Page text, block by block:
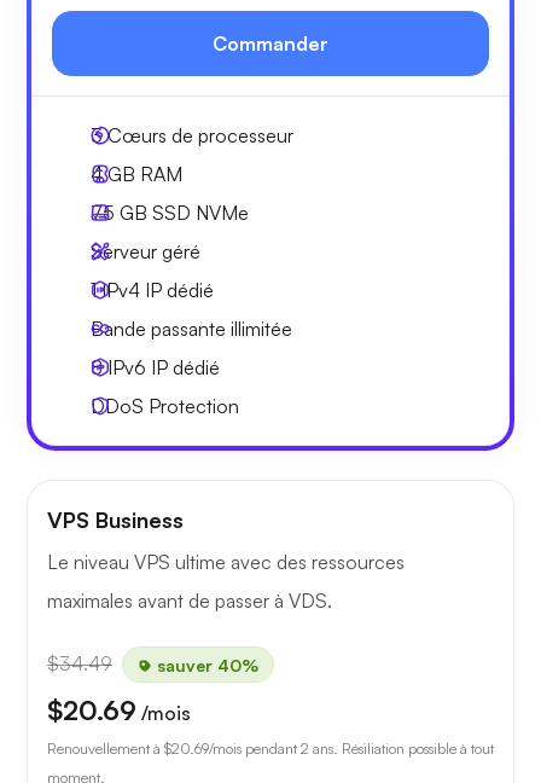
Commander
3Cœurs de processeur
4 GB RAM
75 GB SSD NVMe
Serveur géré
1 IPv4 IP dédié
Bande passante illimitée
8 IPv6 IP dédié
DDoS Protection
VPS Business
Le niveau VPS ultime avec des ressources
maximales avant de passer à VDS.
$34.49 sauver 40%
$20.69 /mois
Renouvellement à $20.69/mois pendant 2 ans. Résiliation possible à tout
moment.